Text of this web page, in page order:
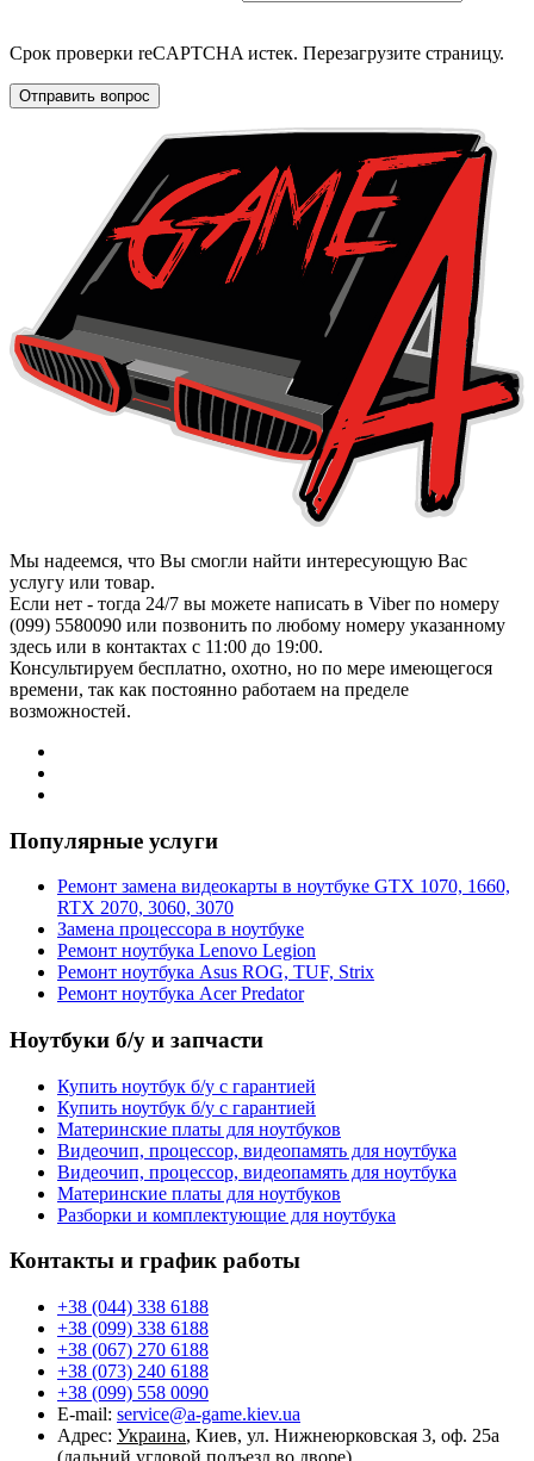
Срок проверки reCAPTCHA истек. Перезагрузите страницу.
Мы надеемся, что Вы смогли найти интересующую Вас
услугу или товар.
Если нет - тогда 24/7 вы можете написать в Viber по номеру
(099) 5580090 или позвонить по любому номеру указанному
здесь или в контактах с 11:00 до 19:00.
Консультируем бесплатно, охотно, но по мере имеющегося
времени, так как постоянно работаем на пределе
возможностей.
Популярные услуги
Ремонт замена видеокарты в ноутбуке GTX 1070, 1660,
RTX 2070, 3060, 3070
Замена процессора в ноутбуке
Ремонт ноутбука Lenovo Legion
Ремонт ноутбука Asus ROG, TUF, Strix
Ремонт ноутбука Acer Predator
Ноутбуки б/у и запчасти
Купить ноутбук б/у с гарантией
Купить ноутбук б/у с гарантией
Материнские платы для ноутбуков
Видеочип, процессор, видеопамять для ноутбука
Видеочип, процессор, видеопамять для ноутбука
Материнские платы для ноутбуков
Разборки и комплектующие для ноутбука
Контакты и график работы
+38 (044) 338 6188
+38 (099) 338 6188
+38 (067) 270 6188
+38 (073) 240 6188
+38 (099) 558 0090
E-mail: service@a-game.kiev.ua
Адрес: Украина, Киев, ул. Нижнеюрковская 3, оф. 25а